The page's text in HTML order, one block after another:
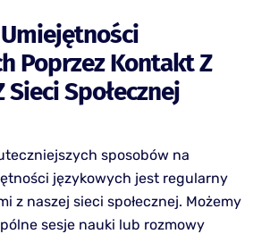
Poprzez Kontakt Z
Sieci Społecznej
sposobów na
językowych jest regularny
z naszej sieci społecznej. Możemy
sesje nauki lub rozmowy